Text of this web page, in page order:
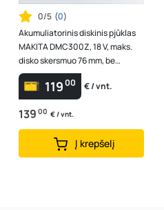
0/5 (0)
Akumuliatorinis diskinis pjūklas
MAKITA DMC300Z, 18 V, maks.
disko skersmuo 76 mm, be
akumuliatorių ir kroviklio
11900 € / vnt.
139 00 € / vnt.
Į krepšelį